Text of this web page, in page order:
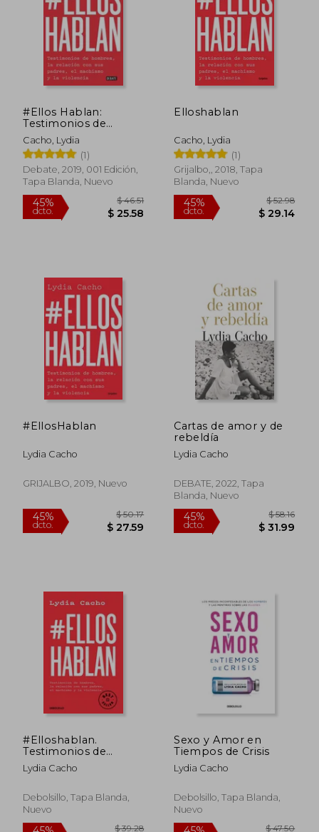
45% 45%
#Ellos Hablan:
Testimonios de
Hombres, La
Relación Con Sus
Padres, El Machismo
Y La Violencia /
#Themenspeak.
Men, the
Relationship
Cacho, Lydia
(1)
Debate, 2019, 001 Edición,
Tapa Blanda, Nuevo
Elloshablan
Cacho, Lydia
(1)
Grijalbo,, 2018, Tapa
Blanda, Nuevo
45%
#EllosHablan
Lydia Cacho
GRIJALBO, 2019, Nuevo
dcto. $ 27.59
Cartas de amor y de
rebeldía
Lydia Cacho
DEBATE, 2022, Tapa
Blanda, Nuevo
dcto.
#Elloshablan.
Testimonios de
Hombres, la Relación
con sus Padres, el
Violencia
Lydia Cacho
Debolsillo, Tapa Blanda,
Nuevo
Sexo y Amor en
Tiempos de Crisis
Lydia Cacho
Debolsillo, Tapa Blanda,
Nuevo